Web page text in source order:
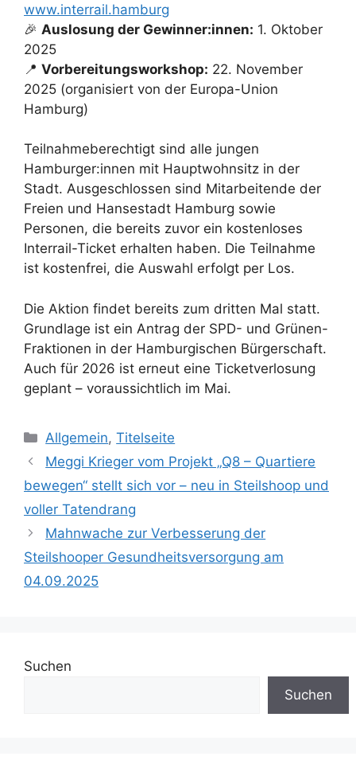
www.interrail.hamburg
🎉 Auslosung der Gewinner:innen: 1. Oktober
2025
📍 Vorbereitungsworkshop: 22. November
2025 (organisiert von der Europa-Union
Hamburg)
Teilnahmeberechtigt sind alle jungen
Hamburger:innen mit Hauptwohnsitz in der
Stadt. Ausgeschlossen sind Mitarbeitende der
Freien und Hansestadt Hamburg sowie
Personen, die bereits zuvor ein kostenloses
Interrail-Ticket erhalten haben. Die Teilnahme
ist kostenfrei, die Auswahl erfolgt per Los.
Die Aktion findet bereits zum dritten Mal statt.
Grundlage ist ein Antrag der SPD- und Grünen-
Fraktionen in der Hamburgischen Bürgerschaft.
Auch für 2026 ist erneut eine Ticketverlosung
geplant – voraussichtlich im Mai.
Kategorien
Allgemein,Titelseite
Meggi Krieger vom Projekt „Q8 – Quartiere
bewegen“ stellt sich vor – neu in Steilshoop und
voller Tatendrang
Mahnwache zur Verbesserung der
Steilshooper Gesundheitsversorgung am
04.09.2025
Suchen
Suchen